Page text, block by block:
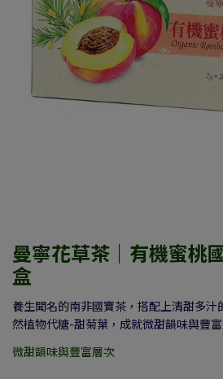
曼寧花草茶｜有機蜜桃
盒
養生聞名的南非國寶茶，搭配上清甜多汁
然植物代糖-甜菊葉，成就微甜韻味與豐
微甜韻味與豐富層次